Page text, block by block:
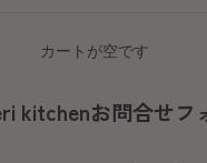
カートが空です